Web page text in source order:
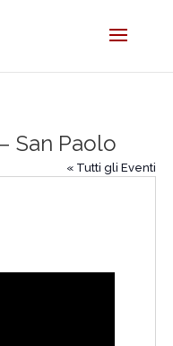
San Paolo
« Tutti gli Eventi